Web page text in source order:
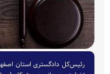
رئیس‌کل دادگستری استان